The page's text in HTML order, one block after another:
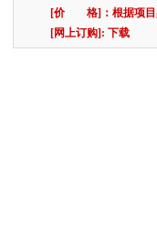
[价 格]：根据项目
[网上订购]: 下载